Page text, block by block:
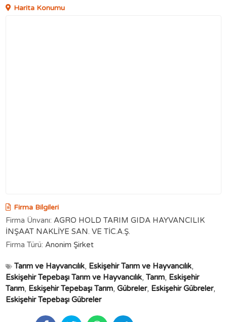
Harita Konumu
Firma Bilgileri
Firma Ünvanı: AGRO HOLD TARIM GIDA HAYVANCILIK
İNŞAAT NAKLİYE SAN. VE TİC.A.Ş.
Firma Türü: Anonim Şirket
Tarım ve Hayvancılık, Eskişehir Tarım ve Hayvancılık,
Eskişehir Tepebaşı Tarım ve Hayvancılık,Tarım, Eskişehir
Tarım, Eskişehir Tepebaşı Tarım,Gübreler, Eskişehir Gübreler,
Eskişehir Tepebaşı Gübreler